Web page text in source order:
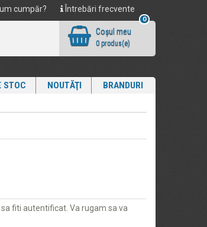
cumpăr? Întrebări frecvente
0
Coşul meu
0 produs(e)
STOC NOUTĂŢI BRANDURI
fiti autentificat. Va rugam sa va